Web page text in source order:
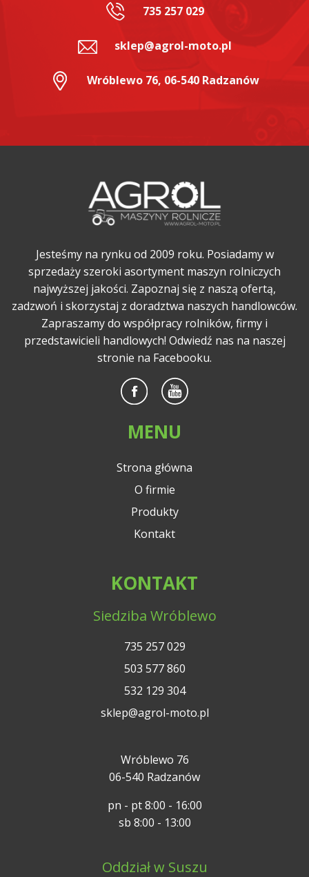
735 257 029
sklep@agrol-moto.pl
Wróblewo 76, 06-540 Radzanów
Jesteśmy na rynku od 2009 roku. Posiadamy w
sprzedaży szeroki asortyment maszyn rolniczych
najwyższej jakości. Zapoznaj się z naszą ofertą,
zadzwoń i skorzystaj z doradztwa naszych handlowców.
Zapraszamy do współpracy rolników, firmy i
przedstawicieli handlowych! Odwiedź nas na naszej
stronie na Facebooku.
MENU
Strona główna
O firmie
Produkty
Kontakt
KONTAKT
Siedziba Wróblewo
735 257 029
503 577 860
532 129 304
sklep@agrol-moto.pl
Wróblewo 76
06-540 Radzanów
pn - pt 8:00 - 16:00
sb 8:00 - 13:00
Oddział w Suszu